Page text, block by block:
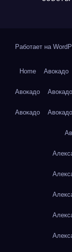
Работает на
Home Авокадо
Авокадо Авокадо
Авокадо Авокадо